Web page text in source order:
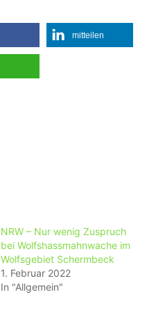
mitteilen
NRW – Nur wenig Zuspruch
bei Wolfshassmahnwache im
Wolfsgebiet Schermbeck
1. Februar 2022
In "Allgemein"